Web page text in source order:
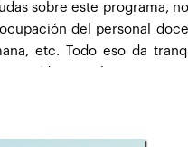
sobre este programa,
del personal
etc. Todo eso da
vídeos explicativos.